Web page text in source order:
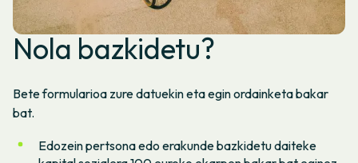
Nola bazkidetu?
Bete formularioa zure datuekin eta egin ordainketa bakar
bat.
Edozein pertsona edo erakunde bazkidetu daiteke